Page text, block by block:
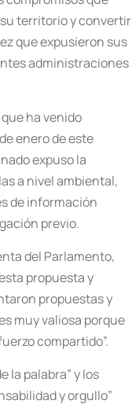
territorio y convertir
que expusieron sus
administraciones
ha venido
enero de este
expuso la
a nivel ambiental,
de información
previo.
del Parlamento,
propuesta y
propuestas y
muy valiosa porque
compartido”.
la palabra” y los
y orgullo”